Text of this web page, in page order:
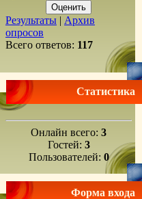
Результаты | Архив
опросов
Всего ответов: 117
Статистика
Онлайн всего: 3
Гостей: 3
Пользователей: 0
Форма входа